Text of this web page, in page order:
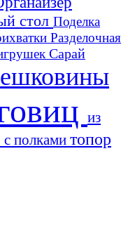
стол Поделка
Разделочная
Сарай
из
с полками топор